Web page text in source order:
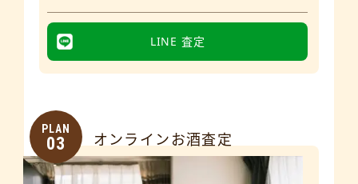
LINE 査定
PLAN
03 オンラインお酒査定